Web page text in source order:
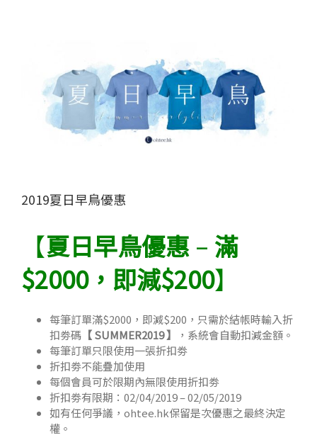
2019夏日早鳥優惠
【夏日早鳥優惠 – 滿
$2000，即減$200】
每筆訂單滿$2000，即減$200，只需於結帳時輸入折
扣劵碼 【 SUMMER2019 】
，系統會自動扣減金額。
每筆訂單只限使用一張折扣劵
折扣劵不能疊加使用
每個會員可於限期內無限使用折扣劵
折扣劵有限期：02/04/2019 – 02/05/2019
如有任何爭議，ohtee.hk保留是次優惠之最終決定
權。